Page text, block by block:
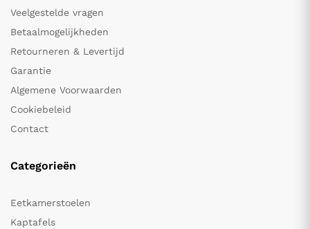
Veelgestelde vragen
Betaalmogelijkheden
Retourneren & Levertijd
Garantie
Algemene Voorwaarden
Cookiebeleid
Contact
Categorieën
Eetkamerstoelen
Kaptafels